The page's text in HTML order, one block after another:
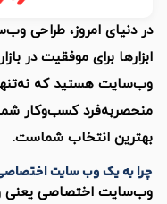
امروز، طراحی وب‌سایت
موفقیت در بازار
که نه‌تنها زیبا و
کسب‌وکار شما را نیز
شماست.
وب سایت اختصاصی نیاز
یعنی وب‌سایتی